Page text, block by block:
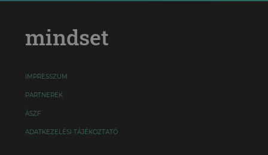
mindset
IMPRESSZUM
PARTNEREK
ÁSZF
ADATKEZELÉSI TÁJÉKOZTATÓ